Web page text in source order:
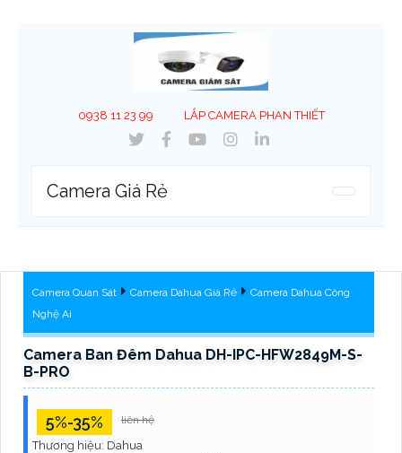
0938 11 23 99 LẮP CAMERA PHAN THIẾT
Camera Giá Rẻ
Camera Quan Sát Camera Dahua Giá Rẻ
Camera Dahua Công
Nghệ Ai
Camera Ban Đêm Dahua DH-IPC-HFW2849M-S-
B-PRO
5%-35% liên hệ
Thương hiệu: Dahua